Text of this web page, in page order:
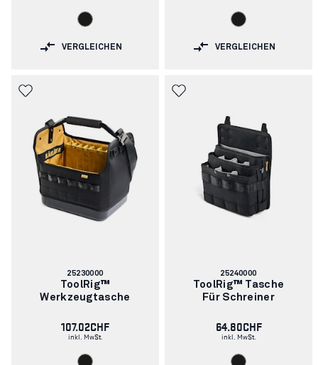
VERGLEICHEN VERGLEICHEN
Artikelnummer:
25230000
ToolRig™
Werkzeugtasche
107.02CHF
inkl. MwSt.
Artikelnummer:
25240000
ToolRig™ Tasche
Für Schreiner
64.80CHF
inkl. MwSt.